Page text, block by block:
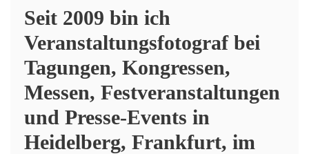
Seit 2009 bin ich
Veranstaltungsfotograf bei
Tagungen, Kongressen,
Messen, Festveranstaltungen
und Presse-Events in
Heidelberg, Frankfurt, im